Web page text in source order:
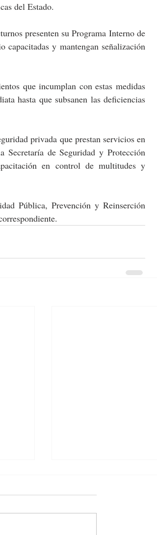
del Estado.
presenten su Programa Interno de
y mantengan señalización
que incumplan con estas medidas
hasta que subsanen las deficiencias
privada que prestan servicios en
Secretaría de Seguridad y Protección
en control de multitudes y
Pública, Prevención y Reinserción